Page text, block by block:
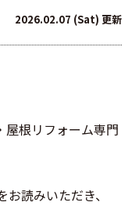
2026.02.07 (Sat) 更新
屋根リフォーム専門
お読みいただき、